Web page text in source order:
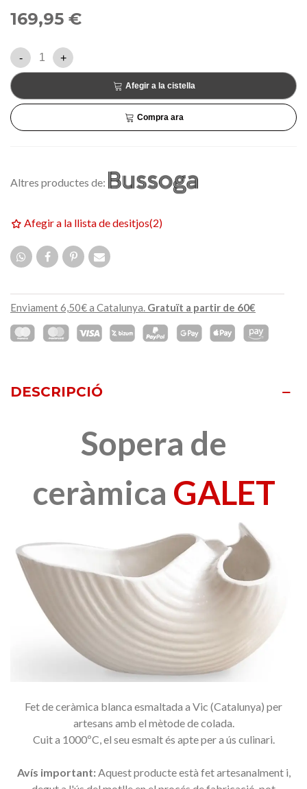
169,95 €
- +
Afegir a la cistella
Compra ara
Altres productes de:
Afegir a la llista de desitjos(2)
Enviament 6,50€ a Catalunya. Gratuït a partir de 60€
DESCRIPCIÓ
Sopera de
ceràmica GALET
Fet de ceràmica blanca esmaltada a Vic (Catalunya) per
artesans amb el mètode de colada.
Cuit a 1000ºC, el seu esmalt és apte per a ús culinari.
Avís important:Aquest producte està fet artesanalment i,